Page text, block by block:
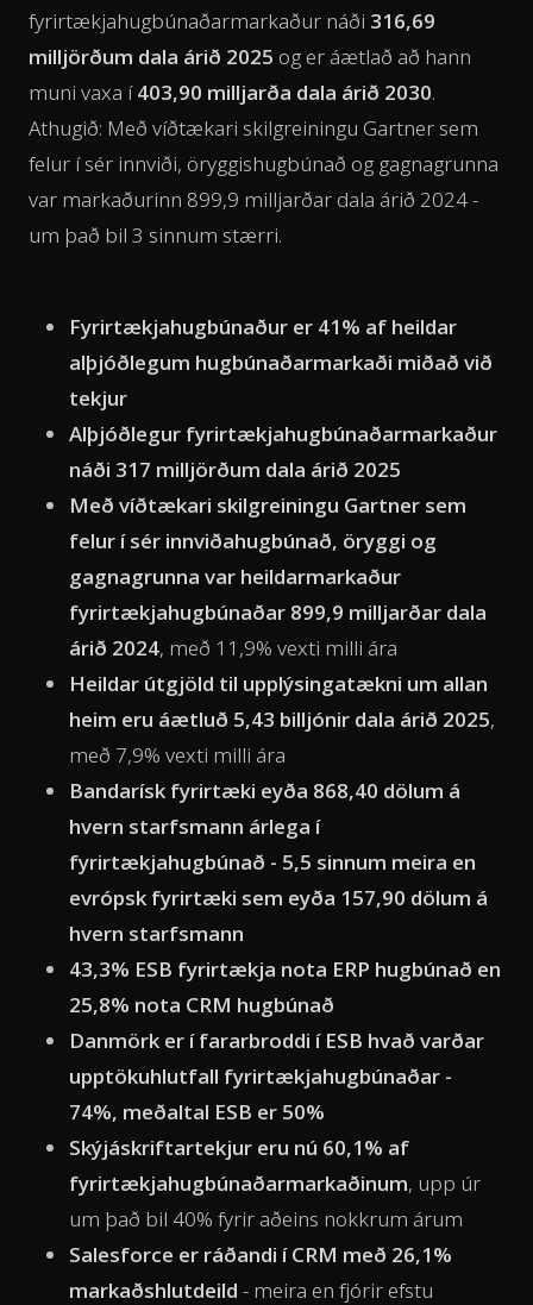
fyrirtækjahugbúnaðarmarkaður náði 316,69
milljörðum dala árið 2025 og er áætlað að hann
muni vaxa í403,90 milljarða dala árið 2030.
Athugið: Með víðtækari skilgreiningu Gartner sem
felur í sér innviði, öryggishugbúnað og gagnagrunna
var markaðurinn 899,9 milljarðar dala árið 2024 -
um það bil 3 sinnum stærri.
Fyrirtækjahugbúnaður er 41% af heildar
alþjóðlegum hugbúnaðarmarkaði miðað við
tekjur
Alþjóðlegur fyrirtækjahugbúnaðarmarkaður
náði 317 milljörðum dala árið 2025
Með víðtækari skilgreiningu Gartner sem
felur í sér innviðahugbúnað, öryggi og
gagnagrunna var heildarmarkaður
fyrirtækjahugbúnaðar 899,9 milljarðar dala
árið 2024, með 11,9% vexti milli ára
Heildar útgjöld til upplýsingatækni um allan
heim eru áætluð 5,43 billjónir dala árið 2025,
með 7,9% vexti milli ára
Bandarísk fyrirtæki eyða 868,40 dölum á
hvern starfsmann árlega í
fyrirtækjahugbúnað - 5,5 sinnum meira en
evrópsk fyrirtæki sem eyða 157,90 dölum á
hvern starfsmann
43,3% ESB fyrirtækja nota ERP hugbúnað en
25,8% nota CRM hugbúnað
Danmörk er í fararbroddi í ESB hvað varðar
upptökuhlutfall fyrirtækjahugbúnaðar -
74%, meðaltal ESB er 50%
Skýjáskriftartekjur eru nú 60,1% af
fyrirtækjahugbúnaðarmarkaðinum, upp úr
um það bil 40% fyrir aðeins nokkrum árum
Salesforce er ráðandi í CRM með 26,1%
markaðshlutdeild - meira en fjórir efstu